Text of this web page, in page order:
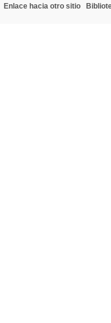
Enlace hacia otro sitio